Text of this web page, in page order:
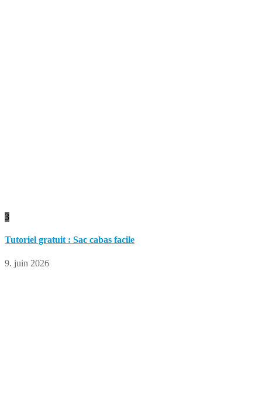
3
Tutoriel gratuit : Sac cabas facile
9. juin 2026